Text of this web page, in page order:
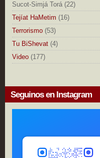
Sucot-Simjá Torá (22)
Tejíat HaMetim (16)
Terrorismo (53)
Tu BiShevat (4)
Video (177)
Seguinos en Instagram